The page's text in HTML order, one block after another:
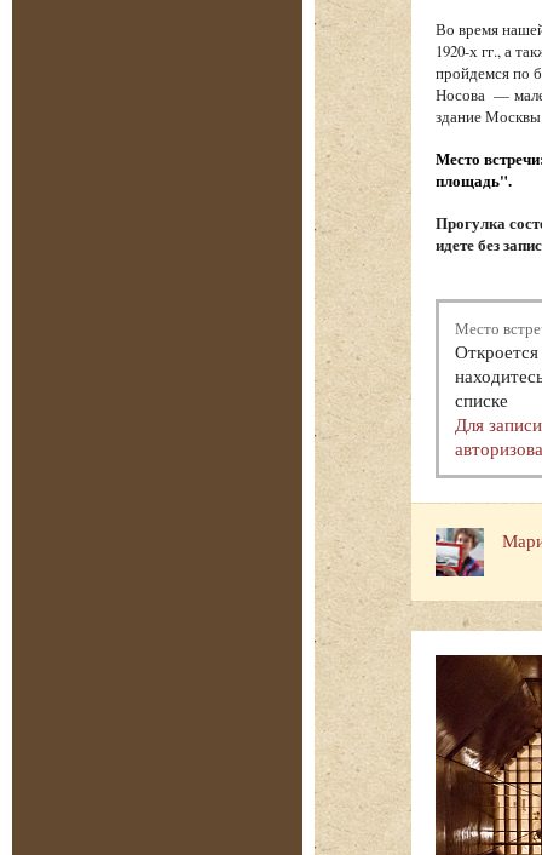
Во время
1920-х гг., а
пройдемся по
Носова —
здание
Место
площадь".
Прогулка
идете без
Место
списке
Для